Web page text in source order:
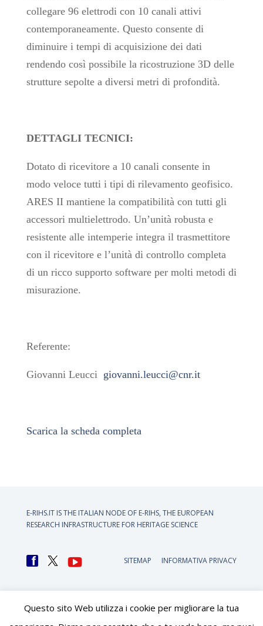
collegare 96 elettrodi con 10 canali attivi
contemporaneamente. Questo consente di
diminuire i tempi di acquisizione dei dati
rendendo così possibile la ricostruzione 3D delle
strutture sepolte a diversi metri di profondità.
DETTAGLI TECNICI:
Dotato di ricevitore a 10 canali consente in
modo veloce tutti i tipi di rilevamento geofisico.
ARES II mantiene la compatibilità con tutti gli
accessori multielettrodo. Un’unità robusta e
resistente alle intemperie integra il trasmettitore
con il ricevitore e l’unità di controllo completa
di un ricco supporto software per molti metodi di
misurazione.
Referente:
Giovanni Leucci giovanni.leucci@cnr.it
Scarica la scheda completa
E-RIHS.IT IS THE ITALIAN NODE OF E-RIHS, THE EUROPEAN
RESEARCH INFRASTRUCTURE FOR HERITAGE SCIENCE
SITEMAP INFORMATIVA PRIVACY
Questo sito Web utilizza i cookie per migliorare la tua